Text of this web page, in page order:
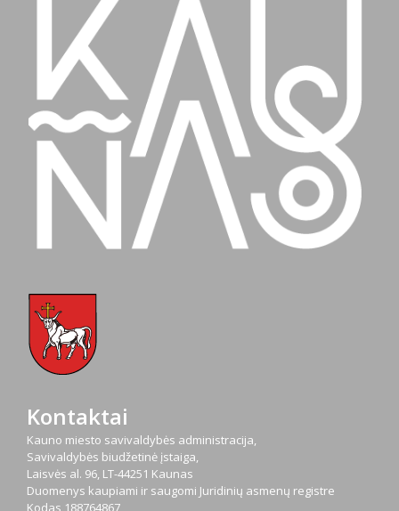
Kontaktai
Kauno miesto savivaldybės administracija,
Savivaldybės biudžetinė įstaiga,
Laisvės al. 96, LT-44251 Kaunas
Duomenys kaupiami ir saugomi Juridinių asmenų registre
Kodas 188764867